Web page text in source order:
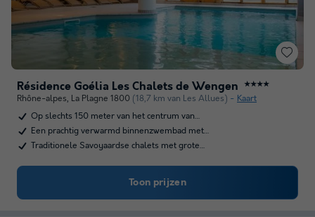
Résidence Goélia Les Chalets de Wengen ★★★★
Rhône-alpes, La Plagne 1800 (18,7 km van Les Allues)
Kaart
Op slechts 150 meter van het centrum van…
Een prachtig verwarmd binnenzwembad met…
Traditionele Savoyaardse chalets met grote…
Toon prijzen